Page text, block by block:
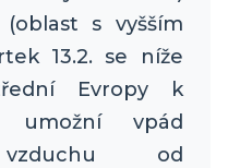
(oblast s vyšším
13.2. se níže
Evropy k
umožní vpád
od